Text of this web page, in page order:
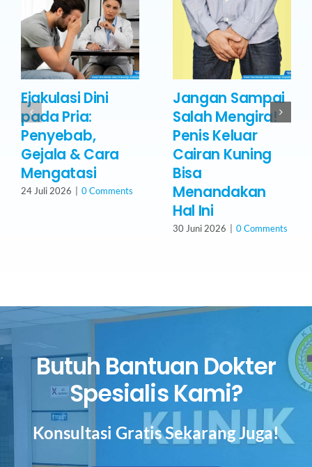
Ejakulasi Dini
pada Pria:
Penyebab,
Gejala & Cara
Mengatasi
24 Juli 2026 0 Comments
Jangan Sampai
Salah Mengira!
Penis Keluar
Cairan Kuning
Bisa
Menandakan
Hal Ini
30 Juni 2026 0 Comments
Butuh Bantuan Dokter
Spesialis Kami?
Konsultasi Gratis Sekarang Juga!